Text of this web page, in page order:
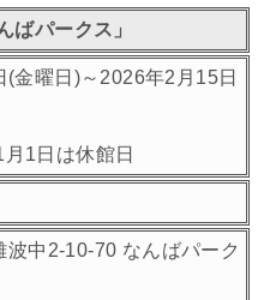
ばパークス」
(金曜日)～2026年2月15日
1日は休館日
波中2-10-70 なんばパーク